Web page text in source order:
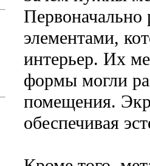
Первоначально
элементами,
интерьер. Их
формы могли
помещения.
обеспечивая